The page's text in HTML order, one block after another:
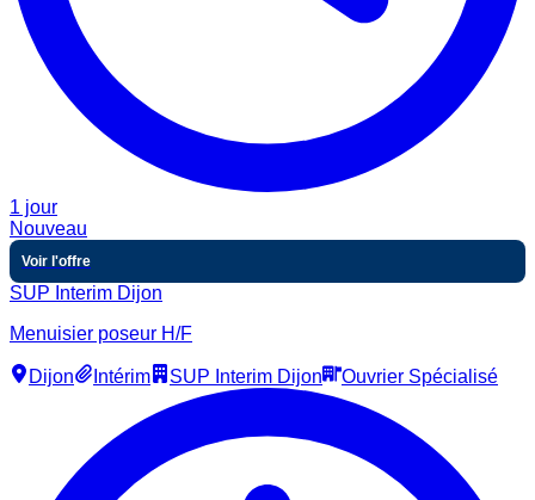
1 jour
Nouveau
Voir l'offre
SUP Interim Dijon
Menuisier poseur H/F
Dijon Intérim SUP Interim Dijon Ouvrier Spécialisé